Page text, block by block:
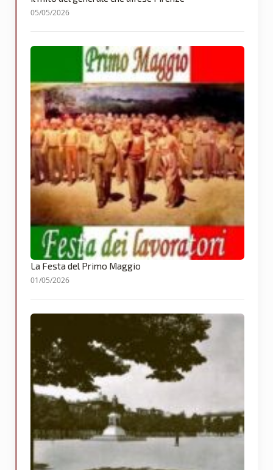
05/05/2026
La Festa del Primo Maggio
01/05/2026